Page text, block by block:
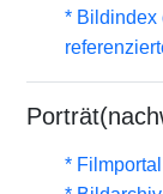
* Bildindex
*